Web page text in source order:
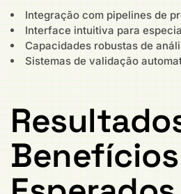
Integração com pipelines de
Interface intuitiva para
Capacidades robustas de
Sistemas de validação
Benefícios